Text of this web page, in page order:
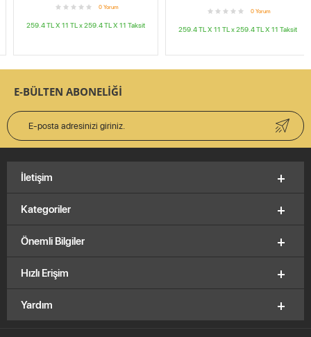
Yorum
259.4 TL X 11TL x 259.4 TL X 11Taksit
Yorum
259.4 TL X 11TL x 259.4 TL X 11Taksit
E-BÜLTEN ABONELİĞİ
Kategoriler
Önemli Bilgiler
Hızlı Erişim
Yardım
İletişim